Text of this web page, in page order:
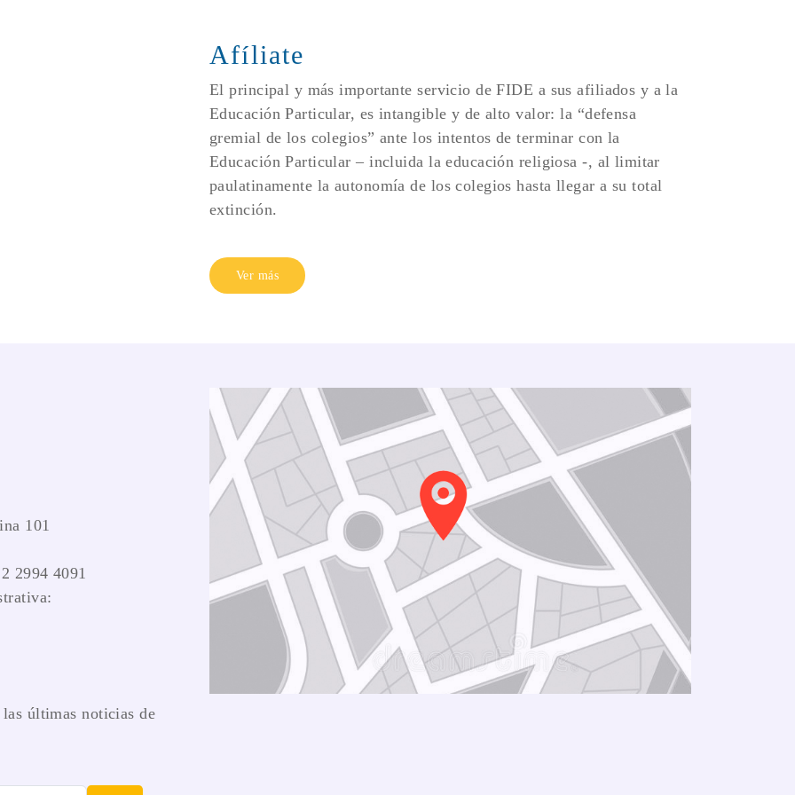
Afíliate
El principal y más importante servicio de FIDE a sus afiliados y a la
Educación Particular, es intangible y de alto valor: la “defensa
gremial de los colegios” ante los intentos de terminar con la
Educación Particular – incluida la educación religiosa -, al limitar
paulatinamente la autonomía de los colegios hasta llegar a su total
extinción.
Ver más
101
2994 4091
últimas noticias de